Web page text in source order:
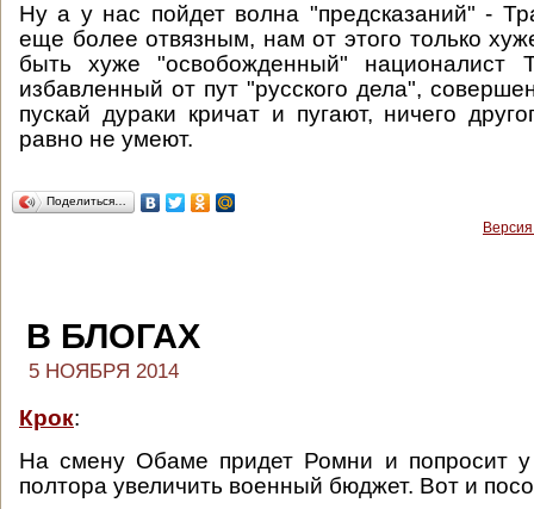
Ну а у нас пойдет волна "предсказаний" -
еще более отвязным, нам от этого только
быть хуже "освобожденный"
избавленный от пут "русского дела",
пускай дураки кричат и пугают, ничего
равно не умеют.
Поделиться…
В БЛОГАХ
5 НОЯБРЯ 2014
Крок:
На смену Обаме придет Ромни и попросит у
полтора увеличить военный бюджет. Вот и